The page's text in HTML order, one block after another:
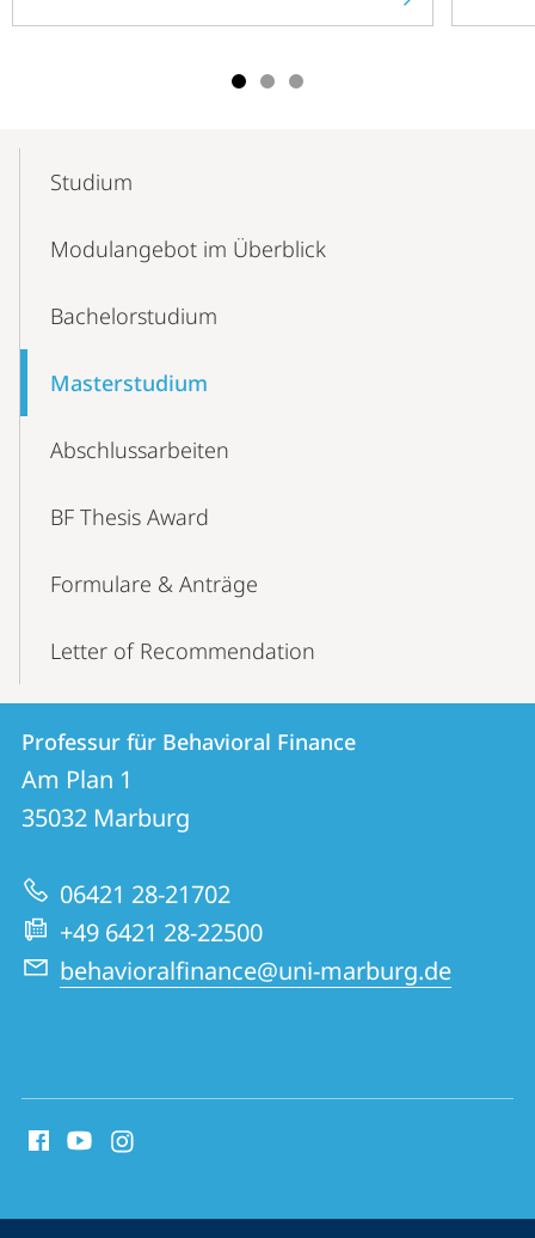
NavigationStudium
Modulangebot im Überblick
Bachelorstudium
Masterstudium
Abschlussarbeiten
BF Thesis Award
Formulare & Anträge
Letter of Recommendation
Kontakt
und
Informationen
zur
Website
Kontaktinformationen
Professur
für
Behavioral
Finance
Professur für Behavioral Finance
Am Plan 1
35032 Marburg
06421 28-21702
+49 6421 28-22500
behavioralfinance@uni-marburg.de
Media